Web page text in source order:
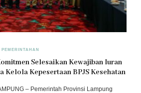
PEMERINTAHAN
Selesaikan Kewajiban Iuran
Kelola Kepesertaan BPJS Kesehatan
– Pemerintah Provinsi Lampung